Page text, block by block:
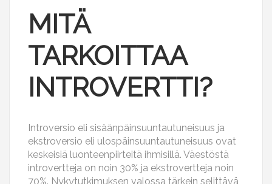
MITÄ
TARKOITTAA
INTROVERTTI?
Introversio eli sisäänpäinsuuntautuneisuus ja
ekstroversio eli ulospäinsuuntautuneisuus ovat
keskeisiä luonteenpiirteitä ihmisillä. Väestöstä
introvertteja on noin 30% ja ekstrovertteja noin
70%. Nykytutkimuksen valossa tärkein selittävä